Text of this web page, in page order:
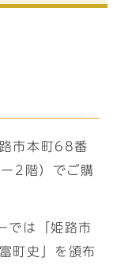
市本町68番
2階）でご購
では「姫路市
町史」を頒布